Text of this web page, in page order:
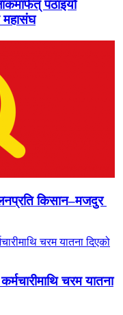
पठाइयो
महासंघ
किसान–मजदुर
चरम यातना